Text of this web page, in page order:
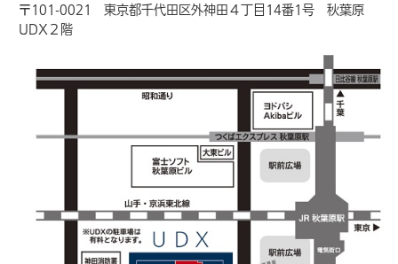
〒101-0021 東京都千代田区外神田４丁目14番1号 秋葉原
UDX２階